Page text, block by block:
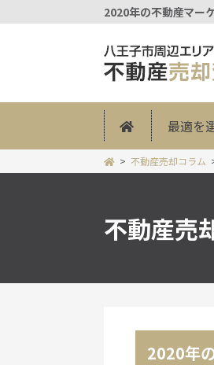
2020年の不動産マー
最適を
不動産売却コラム
不動産売
2020年